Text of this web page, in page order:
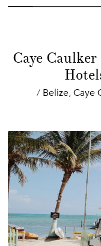
Caye
/ Belize,Caye